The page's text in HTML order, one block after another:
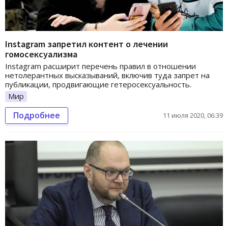
Instagram запретил контент о лечении
гомосексуализма
Instagram расширит перечень правил в отношении
нетолерантных высказываний, включив туда запрет на
публикации, продвигающие гетеросексуальность.
Мир
Подробнее 11 июля 2020, 06:39